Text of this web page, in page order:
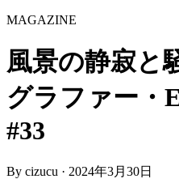
MAGAZINE
風景の静寂と
グラファー・
#33
By cizucu · 2024年3月30日